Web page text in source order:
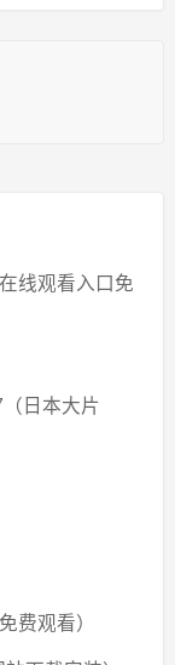
线观看入口免
日本大片
费观看）